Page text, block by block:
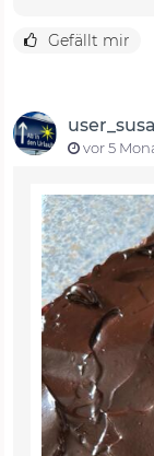
Gefällt mir
vor 5